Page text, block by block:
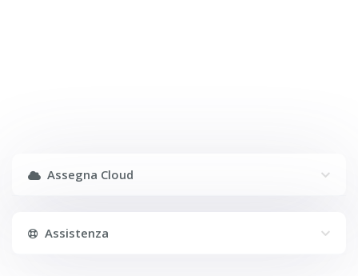
Assegna Cloud
Assistenza